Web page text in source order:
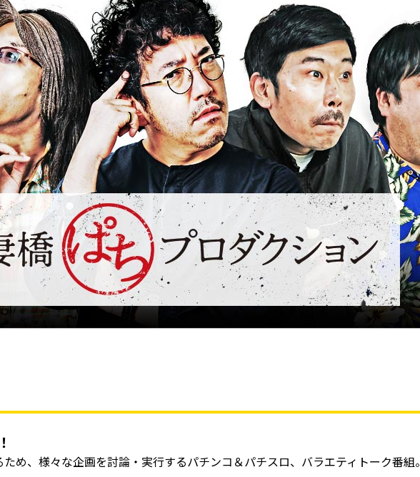
め、様々な企画を討論・実行するパチンコ＆パチスロ、バラエティトーク番組。